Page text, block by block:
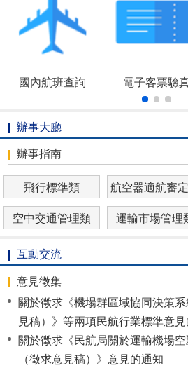
國內航班查詢 電子客票驗
辦事大廳
辦事指南
飛行標準類 航空器適航審
空中交通管理類
運輸市場管理
互動交流
意見徵集
關於徵求《機場群區域協同決策
見稿）》等兩項民航行業標準意
關於徵求《民航局關於運輸機場
（徵求意見稿）》意見的通知